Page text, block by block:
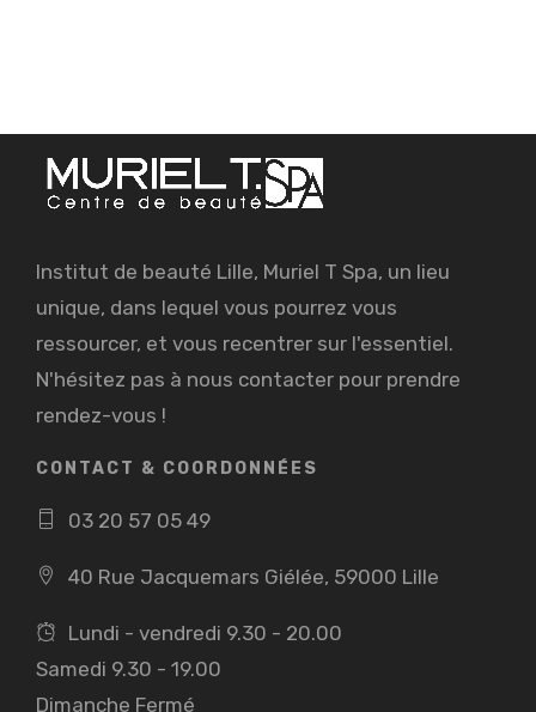
Institut de beauté Lille, Muriel T Spa, un lieu
unique, dans lequel vous pourrez vous
ressourcer, et vous recentrer sur l'essentiel.
N'hésitez pas à nous contacter pour prendre
rendez-vous !
CONTACT & COORDONNÉES
03 20 57 05 49
40 Rue Jacquemars Giélée, 59000 Lille
Lundi - vendredi 9.30 - 20.00
Samedi 9.30 - 19.00
Dimanche Fermé